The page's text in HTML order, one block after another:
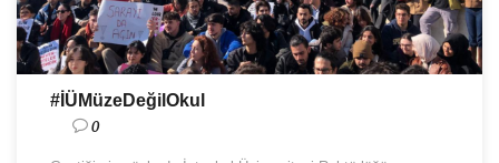
#İÜMüzeDeğilOkul
0